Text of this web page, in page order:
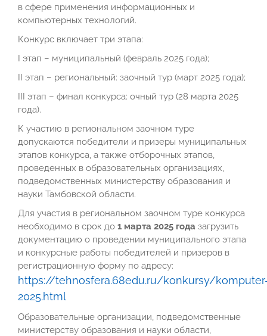
в сфере применения информационных и
компьютерных технологий.
Конкурс включает три этапа:
I этап – муниципальный (февраль 2025 года);
II этап – региональный: заочный тур (март 2025 года);
III этап – финал конкурса: очный тур (28 марта 2025
года).
К участию в региональном заочном туре
допускаются победители и призеры муниципальных
этапов конкурса, а также отборочных этапов,
проведенных в образовательных организациях,
подведомственных министерству образования и
науки Тамбовской области.
Для участия в региональном заочном туре конкурса
необходимо в срок до 1 марта 2025 года загрузить
документацию о проведении муниципального этапа
и конкурсные работы победителей и призеров в
регистрационную форму по адресу:
https://tehnosfera.68edu.ru/konkursy/
2025.html
Образовательные организации, подведомственные
министерству образования и науки области,